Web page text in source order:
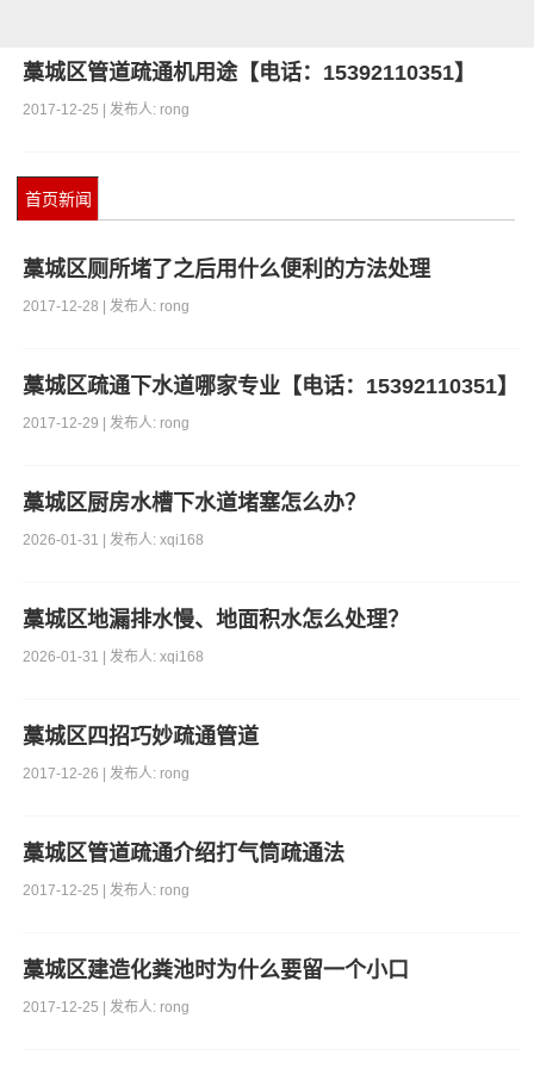
藁城区管道疏通机用途【电话：15392110351】
2017-12-25 | 发布人: rong
首页新闻
藁城区厕所堵了之后用什么便利的方法处理
2017-12-28 | 发布人: rong
藁城区疏通下水道哪家专业【电话：15392110351】
2017-12-29 | 发布人: rong
藁城区厨房水槽下水道堵塞怎么办？
2026-01-31 | 发布人: xqi168
藁城区地漏排水慢、地面积水怎么处理？
2026-01-31 | 发布人: xqi168
藁城区四招巧妙疏通管道
2017-12-26 | 发布人: rong
藁城区管道疏通介绍打气筒疏通法
2017-12-25 | 发布人: rong
藁城区建造化粪池时为什么要留一个小口
2017-12-25 | 发布人: rong